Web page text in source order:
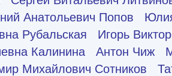
Анатольевич Попов
Рубальская
Игорь
Калинина
Антон Чиж
Михайлович Сотников